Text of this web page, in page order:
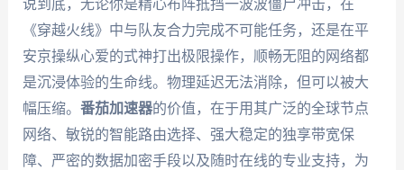
说到底，无论你是精心布阵抵挡一波波僵尸冲击，在
《穿越火线》中与队友合力完成不可能任务，还是在平
安京操纵心爱的式神打出极限操作，顺畅无阻的网络都
是沉浸体验的生命线。物理延迟无法消除，但可以被大
幅压缩。 番茄加速器的价值，在于用其广泛的全球节点
网络、敏锐的智能路由选择、强大稳定的独享带宽保
障、严密的数据加密手段以及随时在线的专业支持，为